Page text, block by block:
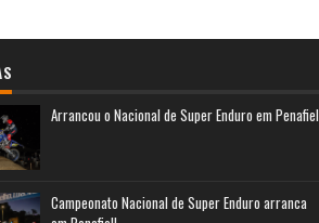
Arrancou o Nacional de Super Enduro em Penafiel
Campeonato Nacional de Super Enduro arranca